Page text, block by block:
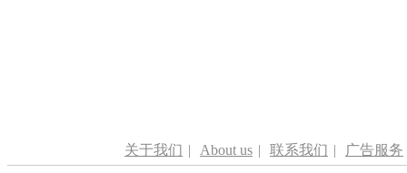
关于我们 | About us | 联系我们 | 广告服务